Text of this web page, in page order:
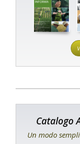
Catalogo
Un modo